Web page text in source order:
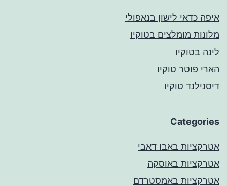
איפה כדאי לישון בנאפולי
מלונות מומלצים בטוקיו
לינה בטוקיו
הארי פוטר טוקיו
דיסנילנד טוקיו
Categories
אטרקציות באבו דאבי
אטרקציות באוסקה
אטרקציות באמסטרדם